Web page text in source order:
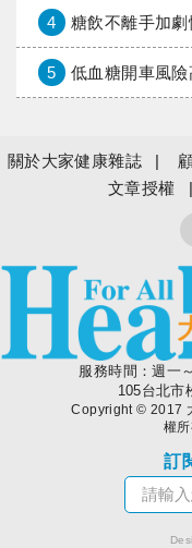
4 糖飲不離手加劇
5 低血糖開車風
關於大家健康雜誌
文章授權
服務時間：週一
105台北市
Copyright © 2017
權
訂